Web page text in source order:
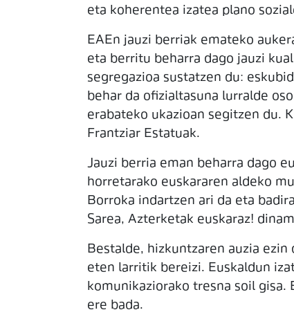
eta koherentea izatea plano
EAEn jauzi berriak emateko
eta berritu beharra dago jauzi
segregazioa sustatzen du:
behar da ofizialtasuna lurralde
erabateko ukazioan segitzen du.
Frantziar Estatuak.
Jauzi berria eman beharra dago
horretarako euskararen aldeko
Borroka indartzen ari da eta
Sarea, Azterketak euskaraz!
Bestalde, hizkuntzaren auzia
eten larritik bereizi. Euskaldun
komunikaziorako tresna soil gisa.
ere bada.